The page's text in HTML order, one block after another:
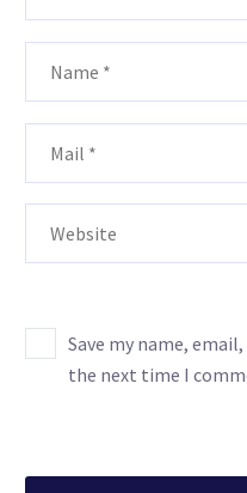
Save my name,
the next time I